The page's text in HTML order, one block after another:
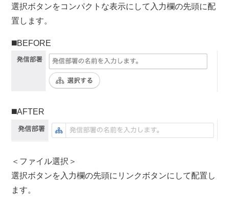
選択ボタンをコンパクトな表示にして入力欄の先頭に配
置します。
◼️BEFORE
◼️AFTER
＜ファイル選択＞
選択ボタンを入力欄の先頭にリンクボタンにして配置し
ます。